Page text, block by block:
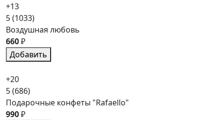
+13
5(1033)
Воздушная любовь
660₽
Добавить
+20
5(686)
Подарочные конфеты "Rafaello"
990₽